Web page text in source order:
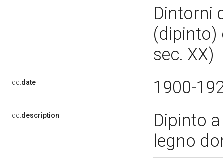
Dintorni
(dipinto)
sec. XX)
dc:date 1900-
dc:description
Dipinto
legno